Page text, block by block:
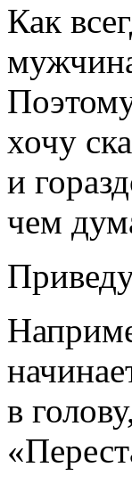
Как
хочу
и
чем
в